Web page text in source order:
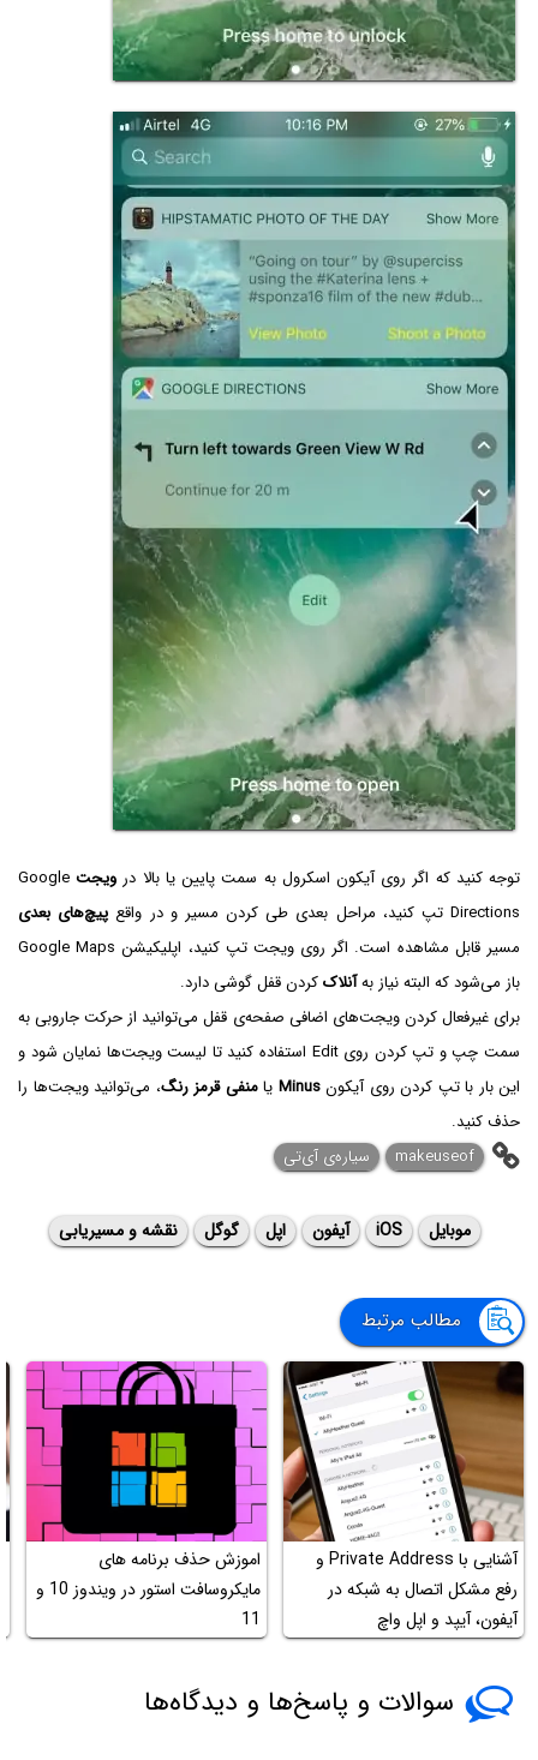
توجه کنید که اگر روی آیکون اسکرول به سمت پایین یا بالا در ویجت Google
Directions تپ کنید، مراحل بعدی طی کردن مسیر و در واقع
پیچ‌های بعدی
مسیر قابل مشاهده است. اگر روی ویجت تپ کنید، اپلیکیشن Google Maps
باز می‌شود که البته نیاز بهآنلاککردن قفل گوشی دارد.
برای غیرفعال کردن ویجت‌های اضافی صفحه‌ی قفل می‌توانید از حرکت جاروبی به
سمت چپ و تپ کردن روی Edit استفاده کنید تا لیست ویجت‌ها نمایان شود و
این بار با تپ کردن روی آیکونMinus یامنفی قرمز رنگ، می‌توانید ویجت‌ها را
حذف کنید.
makeuseof
سیاره‌ی آی‌تی
موبایل iOS آیفون اپل گوگل نقشه و مسیریابی
مطالب مرتبط
آشنایی با Private Address و
رفع مشکل اتصال به شبکه در
آیفون، آیپد و اپل واچ
اموزش حذف برنامه های
مایکروسافت استور در ویندوز 10 و
11
سوالات و پاسخ‌ها و دیدگاه‌ها